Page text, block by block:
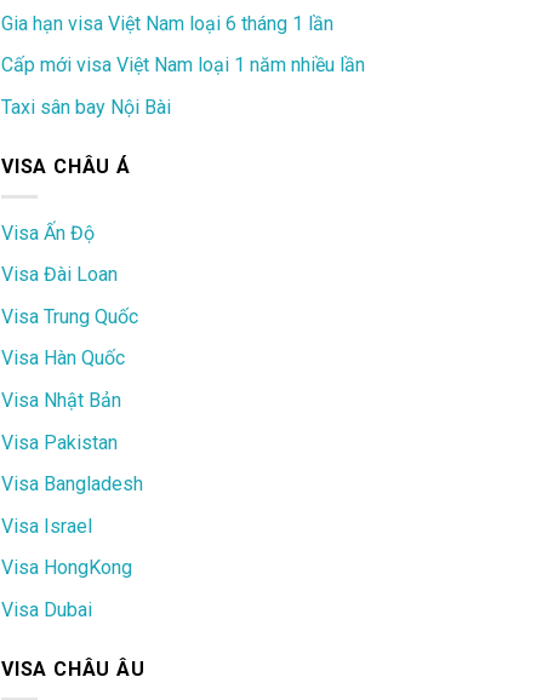
Gia hạn visa Việt Nam loại 6 tháng 1 lần
Cấp mới visa Việt Nam loại 1 năm nhiều lần
Taxi sân bay Nội Bài
VISA CHÂU Á
Visa Ấn Độ
Visa Đài Loan
Visa Trung Quốc
Visa Hàn Quốc
Visa Nhật Bản
Visa Pakistan
Visa Bangladesh
Visa Israel
Visa HongKong
Visa Dubai
VISA CHÂU ÂU